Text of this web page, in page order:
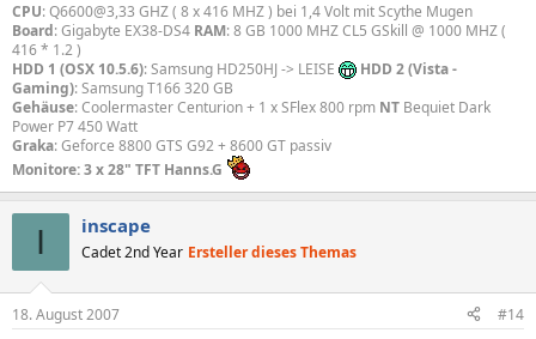
CPU: Q6600@3,33 GHZ ( 8 x 416 MHZ ) bei 1,4 Volt mit Scythe Mugen
Board: Gigabyte EX38-DS4 RAM: 8 GB 1000 MHZ CL5 GSkill @ 1000 MHZ (
416 * 1.2 )
HDD 1 (OSX 10.5.6): Samsung HD250HJ -> LEISE
HDD 2 (Vista -
Gaming): Samsung T166 320 GB
Gehäuse: Coolermaster Centurion + 1 x SFlex 800 rpm NT Bequiet Dark
Power P7 450 Watt
Graka: Geforce 8800 GTS G92 + 8600 GT passiv
Monitore: 3 x 28" TFT Hanns.G
I inscape
Cadet 2nd Year Ersteller dieses Themas
18. August 2007 #14